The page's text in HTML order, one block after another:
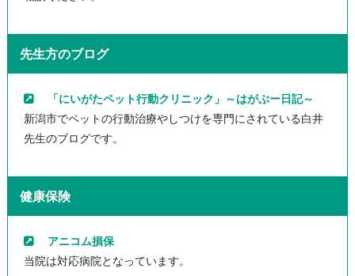
先生方のブログ
「にいがたペット行動クリニック」～はがぶー日記～
新潟市でペットの行動治療やしつけを専門にされている白井
先生のブログです。
健康保険
アニコム損保
当院は対応病院となっています。